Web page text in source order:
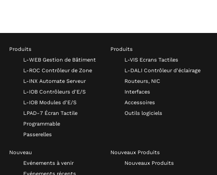
Produits
L-WEB Gestion de Bâtiment
L-ROC Contrôleur de Zone
L-INX Automate Serveur
L-IOB Contrôleurs d'E/S
L-IOB Modules d'E/S
LPAD-7 Écran Tactile
Programmable
Passerelles
Produits
L-VIS Ecrans Tactiles
L-DALI Contrôleur d'éclairage
Routeurs, NIC
Interfaces
Accessoires
Outils logiciels
Nouveau
Evénements à venir
Nouveaux Produits
Nouveaux Produits